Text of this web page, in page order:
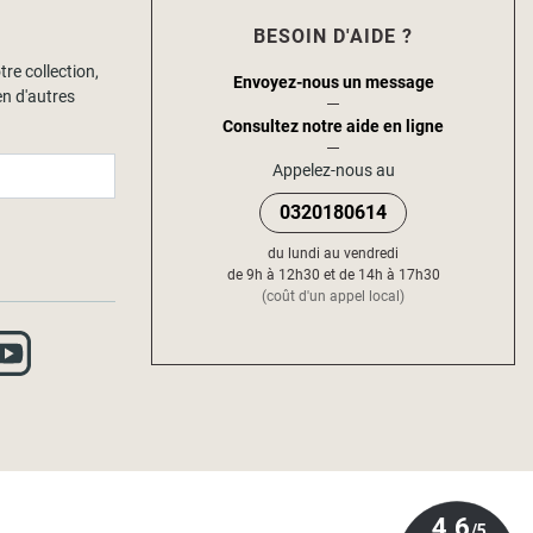
collection,
d'autres
BESOIN D'AIDE ?
Envoyez-nous un message
Consultez notre aide en ligne
Appelez-nous au
0320180614
du lundi au vendredi
de 9h à 12h30 et de 14h à 17h30
(coût d'un appel local)